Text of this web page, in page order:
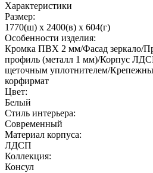
Характеристики
Размер:
1770(ш) x 2400(в) x 604(г)
Особенности изделия:
Кромка ПВХ 2 мм/Фасад зеркало/
профиль (металл 1 мм)/Корпус
щеточным уплотнителем/
корфирмат
Цвет:
Белый
Стиль интерьера:
Современный
Материал корпуса:
ЛДСП
Коллекция:
Консул